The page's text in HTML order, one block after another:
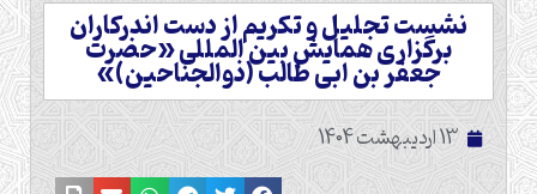
نشست تجلیل و تکریم از دست اندرکاران
برگزاری همایش بین المللی «حضرت
جعفر بن ابی طالب (ذوالجناحین)»
13 اردیبهشت 1404